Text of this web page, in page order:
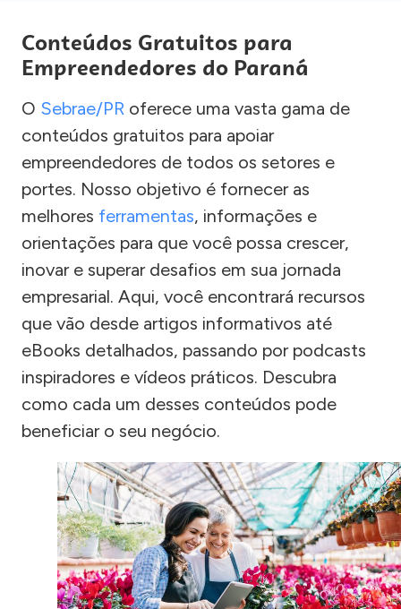
Conteúdos Gratuitos para
Empreendedores do Paraná
O Sebrae/PR oferece uma vasta gama de
conteúdos gratuitos para apoiar
empreendedores de todos os setores e
portes. Nosso objetivo é fornecer as
melhores ferramentas, informações e
orientações para que você possa crescer,
inovar e superar desafios em sua jornada
empresarial. Aqui, você encontrará recursos
que vão desde artigos informativos até
eBooks detalhados, passando por podcasts
inspiradores e vídeos práticos. Descubra
como cada um desses conteúdos pode
beneficiar o seu negócio.